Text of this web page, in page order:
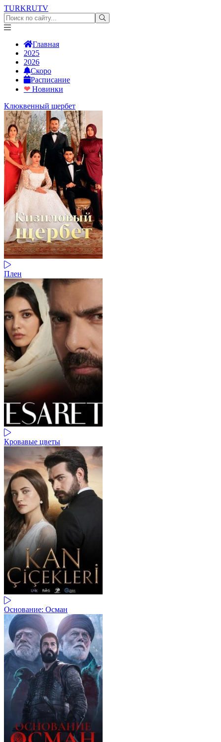
TURKRUTV
Главная
2025
2026
Скоро
Расписание
❤Новинки
Клюквенный щербет
Плен
Кровавые цветы
Основание: Осман